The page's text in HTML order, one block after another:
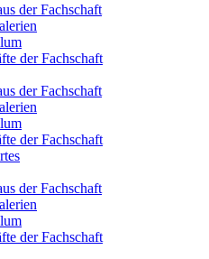
der Fachschaft
der Fachschaft
der Fachschaft
der Fachschaft
der Fachschaft
der Fachschaft